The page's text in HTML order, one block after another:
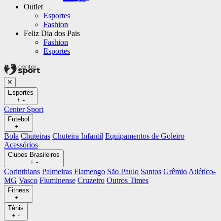
Outlet
Esportes
Fashion
Feliz Dia dos Pais
Fashion
Esportes
Esportes
+ -
Center Sport
Futebol
+ -
Bola Chuteiras Chuteira Infantil Equipamentos de Goleiro
Acessórios
Clubes Brasileiros
+ -
Corinthians Palmeiras Flamengo São Paulo Santos Grêmio Atlético-
MG Vasco Fluminense Cruzeiro Outros Times
Fitness
+ -
Tênis
+ -